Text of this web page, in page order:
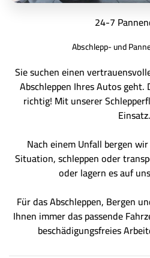
24-7
Abschlepp- und
Sie suchen einen
Abschleppen Ihres Autos geht.
richtig! Mit unserer
Einsatz.
Nach einem Unfall bergen
Situation, schleppen oder
oder lagern es auf
Für das Abschleppen, Bergen
Ihnen immer das passende
beschädigungsfreies